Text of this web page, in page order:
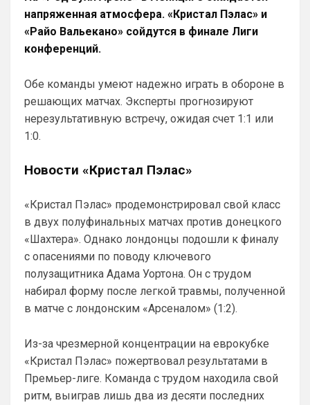
напряженная атмосфера. «Кристал Пэлас» и
«Райо Вальекано» сойдутся в финале Лиги
конференций.
Обе команды умеют надежно играть в обороне в
решающих матчах. Эксперты прогнозируют
нерезультативную встречу, ожидая счет 1:1 или
1:0.
Новости «Кристал Пэлас»
«Кристал Пэлас» продемонстрировал свой класс
в двух полуфинальных матчах против донецкого
«Шахтера». Однако лондонцы подошли к финалу
с опасениями по поводу ключевого
полузащитника Адама Уортона. Он с трудом
набирал форму после легкой травмы, полученной
в матче с лондонским «Арсеналом» (1:2).
Из-за чрезмерной концентрации на еврокубке
«Кристал Пэлас» пожертвовал результатами в
Премьер-лиге. Команда с трудом находила свой
ритм, выиграв лишь два из десяти последних
ученика )
Как здесь отсортировать мне нужные
Ответ для Аристократ
каждым днем, но от этого еще
тому же всегда интересно наблюдать за
проектом (скупочным), ведь когда он не
заработает, встать будет гораздо
сложнее, чем после сезона, где они не
вылетели.
Аристократ
Ответ для Канонир
петушья да, сильными становятся с каждым
наши дерби будут, к тому же всегда интер
Согласен, с нуля проще строить, чем
перестраивать
• 20:54